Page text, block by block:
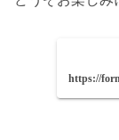
https://